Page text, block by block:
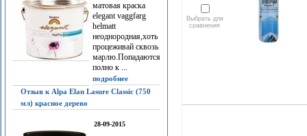
матовая краска
elegant vaggfarg
helmatt
неоднородная,хоть
процеживай сквозь
марлю.Попадаются
полно к ...
подробнее
Отзыв к Alpa Elan Lasure Classic (750
мл) красное дерево
28-09-2015
Выбрать для
сравнения